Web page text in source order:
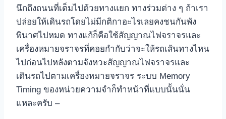
นึกถึงถนนที่เต็มไปด้วยทางแยก ทางร่วมต่าง ๆ ถ้าเรา
ปล่อยให้เดินรถโดยไม่มีกติกาอะไรเลยคงชนกันพัง
พินาศไปหมด ทางแก้ก็คือใช้สัญญาณไฟจราจรและ
เครื่องหมายจราจรที่คอยกำกับว่าจะให้รถเส้นทางไหน
ไปก่อนไปหลังตามจังหวะสัญญาณไฟจราจรและ
เดินรถไปตามเครื่องหมายจราจร ระบบ Memory
Timing ของหน่วยความจำก็ทำหน้าที่แบบนั้นนั่น
แหละครับ –